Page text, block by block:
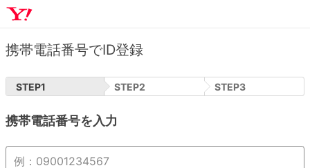
携帯電話番号でID登録
STEP1 STEP2 STEP3
携帯電話番号を入力